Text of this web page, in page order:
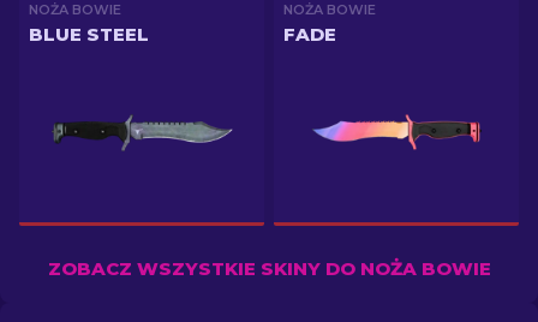
NOŻA BOWIE
BLUE STEEL
NOŻA BOWIE
FADE
ZOBACZ WSZYSTKIE SKINY DO NOŻA BOWIE